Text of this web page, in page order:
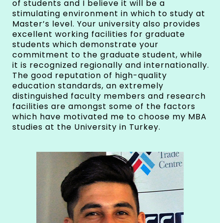
of students and I believe it will be a
stimulating environment in which to study at
Master’s level. Your university also provides
excellent working facilities for graduate
students which demonstrate your
commitment to the graduate student, while
it is recognized regionally and internationally.
The good reputation of high-quality
education standards, an extremely
distinguished faculty members and research
facilities are amongst some of the factors
which have motivated me to choose my MBA
studies at the University in Turkey.